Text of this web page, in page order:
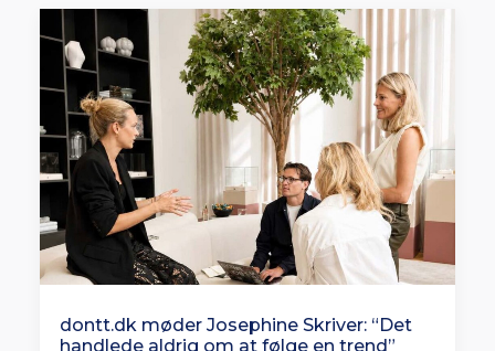
dontt.dk møder Josephine Skriver: “Det
handlede aldrig om at følge en trend”